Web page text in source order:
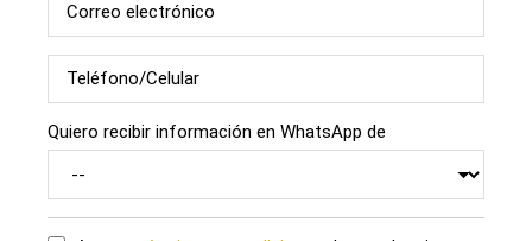
Quiero recibir información en WhatsApp de